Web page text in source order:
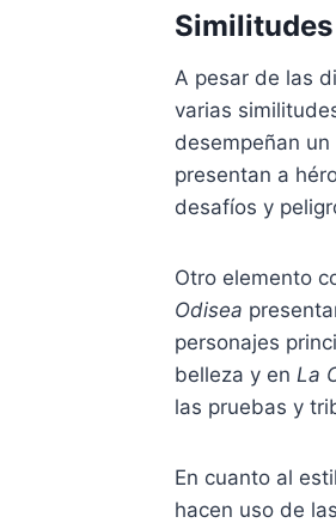
A pesar de las
varias
desempeñan
presentan a
desafíos y
Otro elemento
Odisea
personajes
belleza y en La
las pruebas y
En cuanto al
hacen uso de